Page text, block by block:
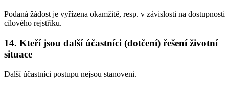
Podaná žádost je vyřízena okamžitě, resp. v závislosti na dostupnosti
cílového rejstříku.
14. Kteří jsou další účastníci (dotčení) řešení životní
situace
Další účastníci postupu nejsou stanoveni.